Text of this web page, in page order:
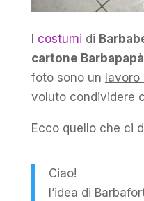
I costumi di
cartone Barbapapà
foto sono un lavoro
voluto condividere
Ecco quello che ci
Ciao!
l’idea di